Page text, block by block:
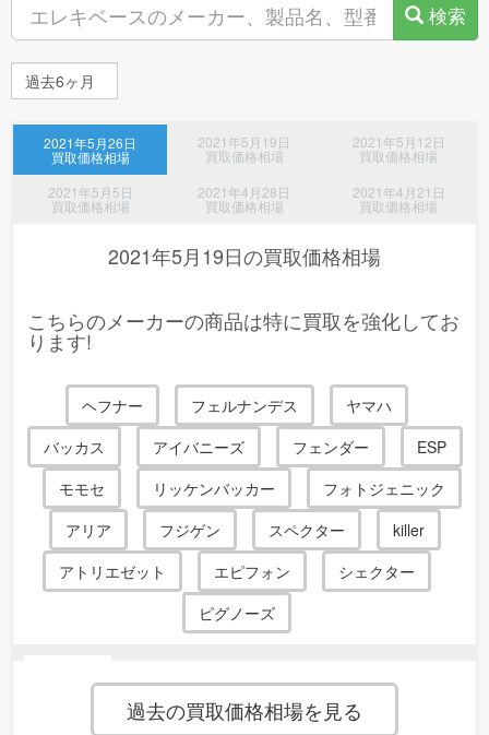
jaco*******様(新潟県)より、イヤホン・ヘッドホン用リケーブル
NICEHCK Ace Lilac 中古品(状態が良い) (2026年製) 1点の査定依
頼が御座いました！
lico*******様(茨城県)より、ハード コンタクト ケア用品 抗菌O2ケ
アミルファ 120ml×2本 新品11点の査定依頼が御座いました！
dai-*******様(熊本県)より、低周波治療器・電気治療器 Q13F 中古
品(状態が良い) (2024年製) 1点の査定依頼が御座いました！
miki*******様(埼玉県)より、大人用おむつ 【令和・早い者勝ちセー
ル】大王製紙 エリエール アテント 背モレ・横モレも防ぐ テープ
が御座いました！
miki*******様(埼玉県)より、大人用おむつ 大王製紙 アテント夜1枚
可) 新品 (2025年製) 2点の査定依頼が御座いました！
miki*******様(埼玉県)より、大人用おむつ 大王製紙 アテント S
ケア 夜1枚安心パッド 多いタイプ 1パック（30枚） 新品
(2025年製) 2点の査定依頼が御座いました！
miki*******様(埼玉県)より、大人用おむつ 【お取寄せ品】 カミ商
事 エルモア いちばん ＋e Hi−premium2000 1パック（20
枚） 新品 (2025年製) 1点の査定依頼が御座いました！
hack*******様(福島県)より、ネットワークハブ アライドテレシス
AT-SH230-18GP 中古品(状態が良い) (2023年製) 2点の査定依頼
suup*******様(埼玉県)より、血圧計 HEM1000 中古品(状態が良い)
(2023年製) 1点の査定依頼が御座いました！
検索
2021年5月26日
買取価格相場
2021年5月19日
買取価格相場
2021年5月12日
買取価格相場
2021年5月5日
買取価格相場
2021年4月28日
買取価格相場
2021年4月21日
買取価格相場
2021年5月19日の買取価格相場
こちらのメーカーの商品は特に買取を強化してお
ります!
ヘフナー フェルナンデス
ヤマハ
バッカス
アイバニーズ フェンダー
ESP
モモセ
リッケンバッカー
フォトジェニック
アリア
フジゲン スペクター
killer
アトリエゼット
エピフォン
シェクター
ピグノーズ
過去の買取価格相場を見る